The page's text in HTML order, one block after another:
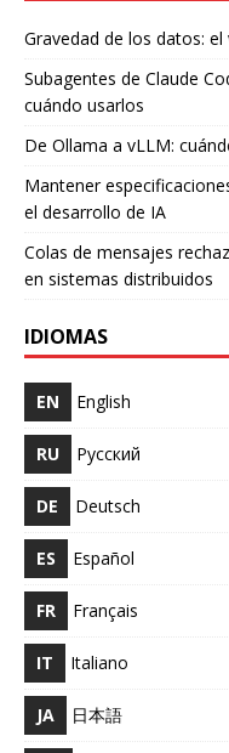
Gravedad de los datos:
Subagentes de Claude
cuándo usarlos
De Ollama a vLLM:
Mantener
el desarrollo de IA
Colas de mensajes
en sistemas distribuidos
IDIOMAS
EN English
RU Русский
DE Deutsch
ES Español
FR Français
IT Italiano
JA 日本語